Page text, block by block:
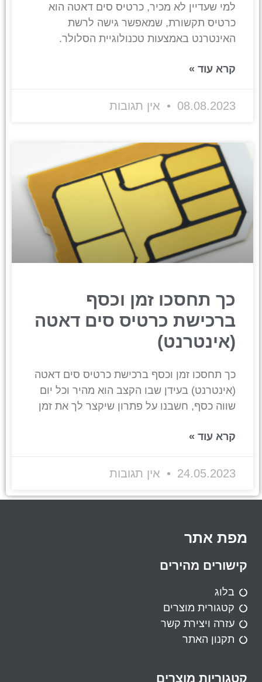
למי שעדיין לא מכיר, כרטיס סים דאטה הוא
כרטיס תקשורת, שמאפשר גישה לרשת
האינטרנט באמצעות טכנולוגיית הסלולר.
קרא עוד »
08.08.2023 אין תגובות
כך תחסכו זמן וכסף
ברכישת כרטיס סים דאטה
(אינטרנט)
כך תחסכו זמן וכסף ברכישת כרטיס סים דאטה
(אינטרנט) בעידן שבו הקצב הוא מהיר וכל יום
שווה כסף, חשבנו על פתרון שיקצר לך את זמן
קרא עוד »
24.05.2023 אין תגובות
מפת אתר
קישורים מהירים
בלוג
קטגורית מוצרים
עזרה ויצירת קשר
תקנון האתר
קטגוריות מוצרים